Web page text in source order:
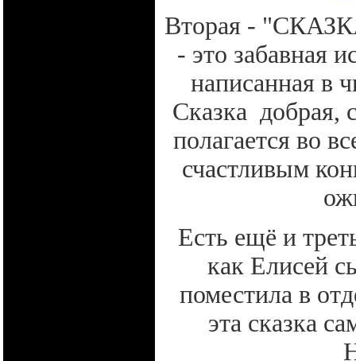
Вторая -
- это забавная
написанная в
Сказка добрая,
полагается во
счастливым
Есть ещё и
как Елисей
поместила в
эта сказка